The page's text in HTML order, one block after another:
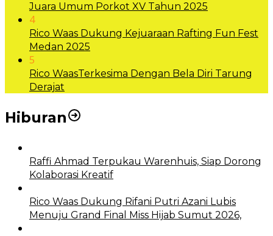
Juara Umum Porkot XV Tahun 2025
4
Rico Waas Dukung Kejuaraan Rafting Fun Fest
Medan 2025
5
Rico WaasTerkesima Dengan Bela Diri Tarung
Derajat
Hiburan
Raffi Ahmad Terpukau Warenhuis, Siap Dorong
Kolaborasi Kreatif
Rico Waas Dukung Rifani Putri Azani Lubis
Menuju Grand Final Miss Hijab Sumut 2026,